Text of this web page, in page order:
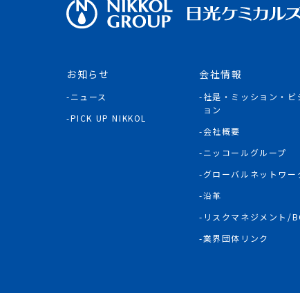
お知らせ
ニュース
PICK UP NIKKOL
会社情報
社是・ミッション・ビ
ョン
会社概要
ニッコールグループ
グローバルネットワー
沿革
リスクマネジメント/
業界団体リンク